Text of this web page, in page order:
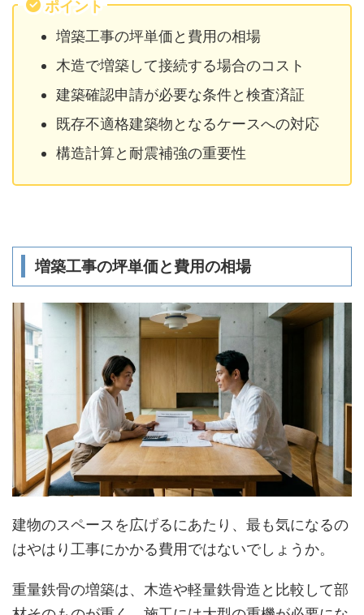
ポイント
増築工事の坪単価と費用の相場
木造で増築して接続する場合のコスト
建築確認申請が必要な条件と検査済証
既存不適格建築物となるケースへの対応
構造計算と耐震補強の重要性
増築工事の坪単価と費用の相場
建物のスペースを広げるにあたり、最も気になるの
はやはり工事にかかる費用ではないでしょうか。
重量鉄骨の増築は、木造や軽量鉄骨造と比較して部